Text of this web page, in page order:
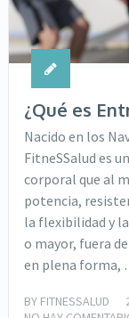
¿Qué es
Nacido en los
FitneSSalud es
corporal que al
potencia,
la flexibilidad y
o mayor, fuera
en plena forma,
BY FITNESSALUD